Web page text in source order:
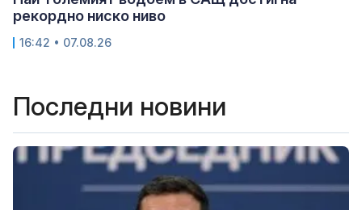
рекордно ниско ниво
16:42 • 07.08.26
Последни новини